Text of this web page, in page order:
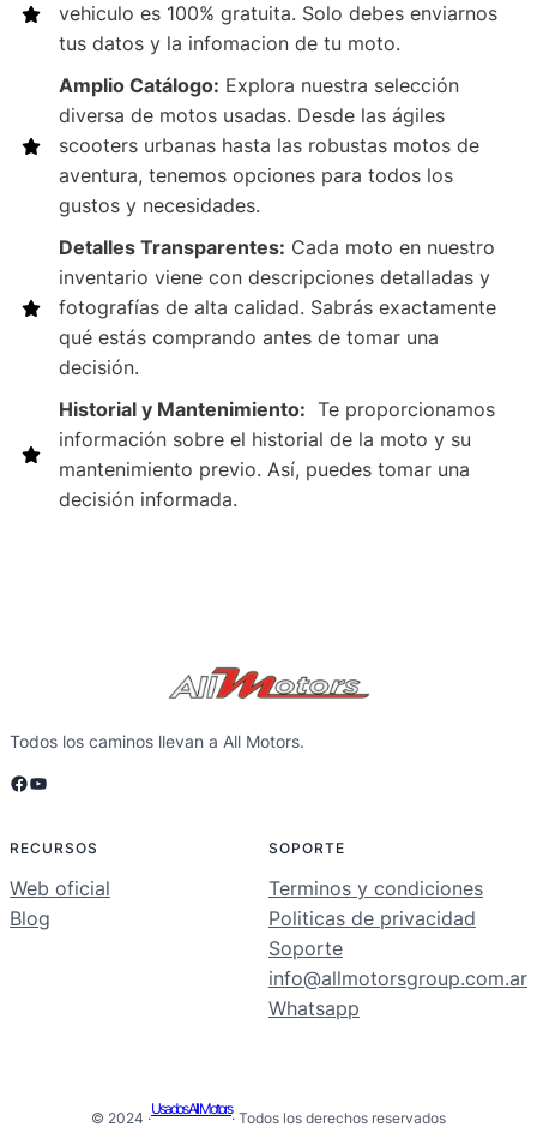
vehiculo es 100% gratuita. Solo debes enviarnos
tus datos y la infomacion de tu moto.
Amplio Catálogo: Explora nuestra selección
diversa de motos usadas. Desde las ágiles
scooters urbanas hasta las robustas motos de
aventura, tenemos opciones para todos los
gustos y necesidades.
Detalles Transparentes: Cada moto en nuestro
inventario viene con descripciones detalladas y
fotografías de alta calidad. Sabrás exactamente
qué estás comprando antes de tomar una
decisión.
Historial y Mantenimiento: Te proporcionamos
información sobre el historial de la moto y su
mantenimiento previo. Así, puedes tomar una
decisión informada.
Todos los caminos llevan a All Motors.
Facebook YouTube
RECURSOS
Web oficial
Blog
SOPORTE
Terminos y condiciones
Politicas de privacidad
Soporte
info@allmotorsgroup.com.ar
Whatsapp
© 2024 ·
Usados All Motors
· Todos los derechos reservados